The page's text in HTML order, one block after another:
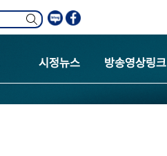
시정뉴스 방송영상링크